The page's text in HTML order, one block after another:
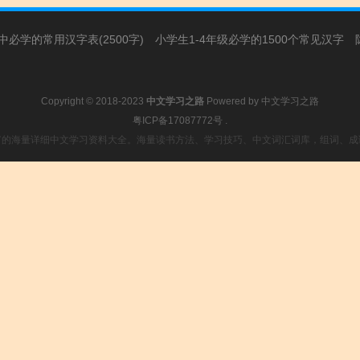
必学的常用汉字表(2500字) 小学生1-4年级必学的1500个常见汉字
Copyright © 2018-2023 中文学习之路 Powered by 中文学习之路
粤ICP备17087772号 .
的海量详细中文学习资料大全。海量读书方法、学习技巧、中文词汇词库，组词、成